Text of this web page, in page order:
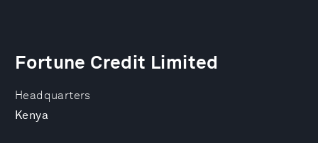
Headquarters
Kenya
Fortune Credit Limited